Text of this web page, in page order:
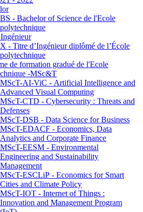
BS - Bachelor of Science de l'Ecole
polytechnique
X - Titre d’Ingénieur diplômé de l’École
polytechnique
de formation gradué de l'Ecole
-MSc&T
MScT-AI-ViC - Artificial Intelligence and
Advanced Visual Computing
MScT-CTD - Cybersecurity : Threats and
Defenses
MScT-DSB - Data Science for Business
MScT-EDACF - Economics, Data
Analytics and Corporate Finance
MScT-EESM - Environmental
Engineering and Sustainability
Management
MScT-ESCLiP - Economics for Smart
Cities and Climate Policy
MScT-IOT - Internet of Things :
Innovation and Management Program